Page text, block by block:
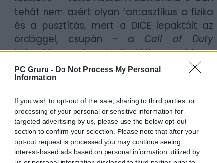
PC Gruru - Do Not Process My Personal
Information
If you wish to opt-out of the sale, sharing to third parties, or
processing of your personal or sensitive information for
targeted advertising by us, please use the below opt-out
section to confirm your selection. Please note that after your
opt-out request is processed you may continue seeing
interest-based ads based on personal information utilized by
tehát nem azért olyan fantasztikus a fizika
és a pusztítás, mert a DICE lepaktált az
ördöggel, csupán – a Call of Duty
fejlesztőcsapataival ellentétben – képes
volt elengedni az előző generáció kezét,
valamint addig ült a projekten, amíg a
végeredmény. Reménykedjünk, hogy a
játék többi része is legalább olyan jó lesz,
mint a prezentáció.
A borítóképek forrása: Xbox Wire, EA